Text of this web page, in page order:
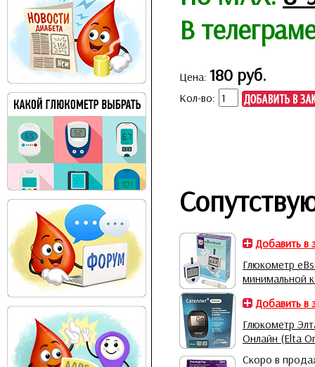
В
Цена: 180 руб.
Кол-во:
Добавить в
Глюкометр
минимальной
Добавить в
Глюкометр
Онлайн (Elta
Скоро в